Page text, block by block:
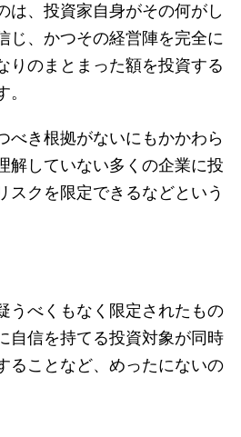
は、投資家自身がその何がし
じ、かつその経営陣を完全に
りのまとまった額を投資する
べき根拠がないにもかかわら
解していない多くの企業に投
スクを限定できるなどという
うべくもなく限定されたもの
自信を持てる投資対象が同時
ることなど、めったにないの